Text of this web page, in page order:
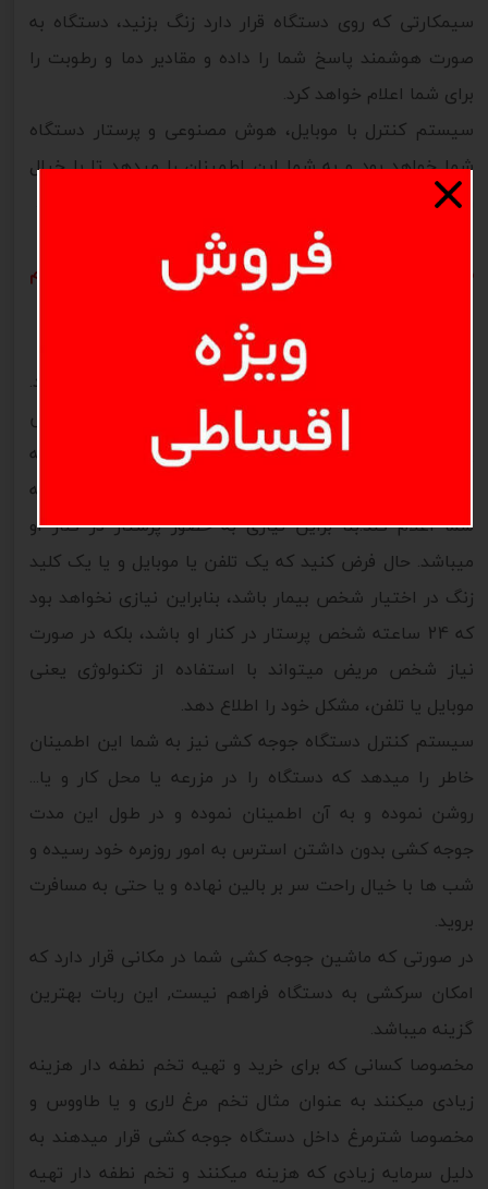
سیمکارتی که روی دستگاه قرار دارد زنگ بزنید، دستگاه به
صورت هوشمند پاسخ شما را داده و مقادیر دما و رطوبت را
برای شما اعلام خواهد کرد.
سیستم کنترل با موبایل، هوش مصنوعی و پرستار دستگاه
شما خواهد بود و به شما این اطمینان را میدهد تا با خیال
راحت و بدون نیاز به سرکشی به دستگاه، جوجه کشی نمایید.
مزیت عمده سیستم کنترل با موبایل نسبت به سیستم
فرض کنید که خدای نکرده در خانه شخص مریضی دارید.
سیستم سخنگو به این معنی میباشد که شما یا شخص
پرستار باید به صورت مداوم و 24 ساعته در کنار او باشید که
اگر شخص بیمار به چیزی نیاز داشت و احساس درد کرد، به
شما اعلام کند.بنا براین نیازی به حضور پرستار در کنار او
میباشد. حال فرض کنید که یک تلفن یا موبایل و یا یک کلید
زنگ در اختیار شخص بیمار باشد، بنابراین نیازی نخواهد بود
که 24 ساعته شخص پرستار در کنار او باشد، بلکه در صورت
نیاز شخص مریض میتواند با استفاده از تکنولوژی یعنی
موبایل یا تلفن، مشکل خود را اطلاع دهد.
سیستم کنترل دستگاه جوجه کشی نیز به شما این اطمینان
خاطر را میدهد که دستگاه را در مزرعه یا محل کار و یا...
روشن نموده و به آن اطمینان نموده و در طول این مدت
جوجه کشی بدون داشتن استرس به امور روزمره خود رسیده و
شب ها با خیال راحت سر بر بالین نهاده و یا حتی به مسافرت
بروید.
در صورتی که ماشین جوجه کشی شما در مکانی قرار دارد که
امکان سرکشی به دستگاه فراهم نیست, این ربات بهترین
گزینه میباشد.
مخصوصا کسانی که برای خرید و تهیه تخم نطفه دار هزینه
زیادی میکنند به عنوان مثال تخم مرغ لاری و یا طاووس و
مخصوصا شترمرغ داخل دستگاه جوجه کشی قرار میدهند به
دلیل سرمایه زیادی که هزینه میکنند و تخم نطفه دار تهیه